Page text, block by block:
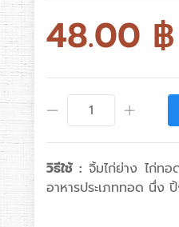
48.00 ฿
วิธีใช้ : จิ้มไก่ย่าง ไก่ท
อาหารประเภททอด นึ่ง